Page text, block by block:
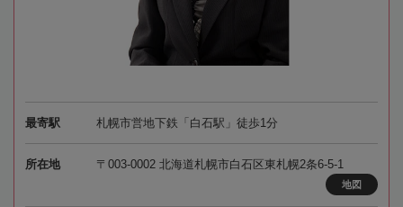
最寄駅 札幌市営地下鉄「白石駅」徒歩1分
所在地 〒003-0002 北海道札幌市白石区東札幌2条6-5-1
地図